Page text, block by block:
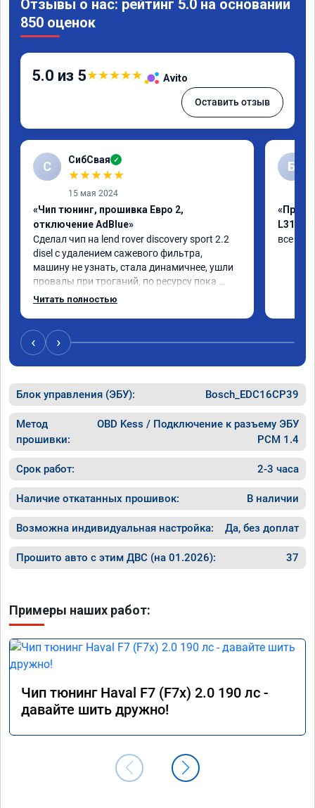
Отзывы о нас: рейтинг 5.0 на основании
850 оценок
5.0 из 5★★★★★ Avito
Оставить отзыв
С СибСвая ✓
★★★★★
15 мая 2024
«Чип тюнинг, прошивка Евро 2,
отключение AdBlue»
Сделал чип на lend rover discovery sport 2.2
disel с удалением сажевого фильтра,
машину не узнать, стала динамичнее, ушли
провалы при троганий, по ресурсу пока
незнаю, время покажет, короче
Читать полностью
Б
L319»
все
‹ ›
Блок управления (ЭБУ): Bosch_EDC16CP39
Метод
прошивки:
OBD Kess / Подключение к разъему ЭБУ
PCM 1.4
Срок работ: 2-3 часа
Наличие откатанных прошивок: В наличии
Возможна индивидуальная настройка: Да, без доплат
Прошито авто с этим ДВС (на 01.2026): 37
Примеры наших работ:
Чип тюнинг Haval F7 (F7x) 2.0 190 лс -
давайте шить дружно!